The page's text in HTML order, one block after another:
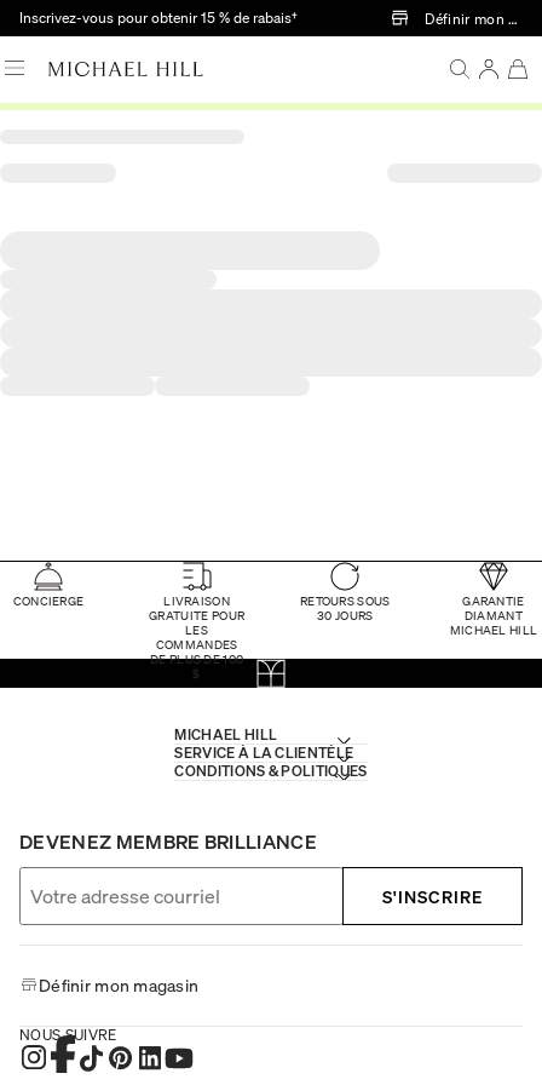
Passer au contenu principal
Inscrivez-vous pour obtenir 15 % de rabais† Définir mon
CONCIERGE
LIVRAISON
GRATUITE POUR
LES
COMMANDES
DE PLUS DE 100
$
RETOURS SOUS
30 JOURS
GARANTIE
DIAMANT
MICHAEL HILL
MICHAEL HILL
SERVICE À LA CLIENTÈLE
CONDITIONS & POLITIQUES
DEVENEZ MEMBRE BRILLIANCE
S'INSCRIRE
Définir mon magasin
NOUS SUIVRE